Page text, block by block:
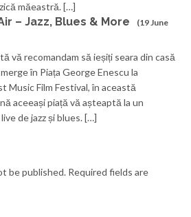
măeastră. […]
– Jazz, Blues & More
(19 June
vă recomandam să ieșiți seara din casă
în Piața George Enescu la
Music Film Festival, în această
aceeași piață vă așteaptă la un
de jazz și blues. […]
be published. Required fields are